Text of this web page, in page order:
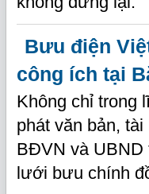
Bưu điện
công ích tại
Không chỉ trong
phát văn bản,
BĐVN và UBND
lưới bưu chính